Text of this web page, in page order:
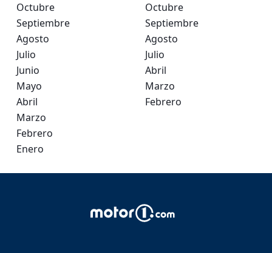
Octubre
Septiembre
Agosto
Julio
Junio
Mayo
Abril
Marzo
Febrero
Enero
Octubre
Septiembre
Agosto
Julio
Abril
Marzo
Febrero